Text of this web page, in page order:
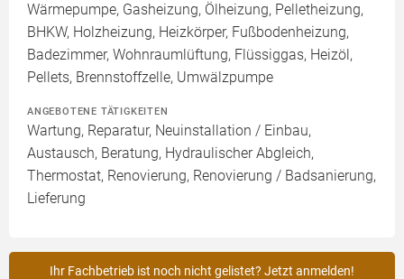
Wärmepumpe, Gasheizung, Ölheizung, Pelletheizung,
BHKW, Holzheizung, Heizkörper, Fußbodenheizung,
Badezimmer, Wohnraumlüftung, Flüssiggas, Heizöl,
Pellets, Brennstoffzelle, Umwälzpumpe
ANGEBOTENE TÄTIGKEITEN
Wartung, Reparatur, Neuinstallation / Einbau,
Austausch, Beratung, Hydraulischer Abgleich,
Thermostat, Renovierung, Renovierung / Badsanierung,
Lieferung
Ihr Fachbetrieb ist noch nicht gelistet? Jetzt anmelden!